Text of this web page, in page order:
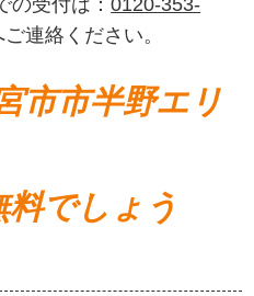
の受付は：0120-353-
連絡ください。
市市半野エリ
でしょう